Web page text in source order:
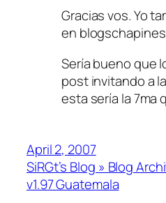
Gracias vos. Yo
en
Sería bueno que
post invitando a
esta sería la 7ma
April 2, 2007
SiRGt’s Blog » Blog
v1.97 Guatemala